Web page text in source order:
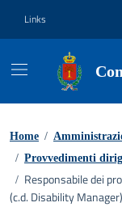
Links
Home /
/ Provvedimenti
/ Responsabile dei
(c.d. Disability